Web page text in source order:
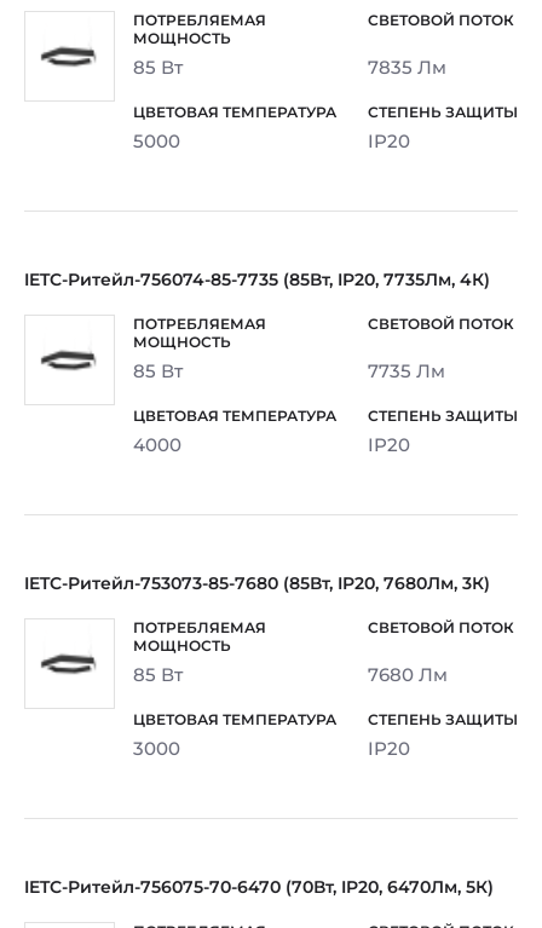
85 Вт 7835 Лм
5000 IP20
IETC-Ритейл-756074-85-7735 (85Вт, IP20, 7735Лм, 4К)
85 Вт 7735 Лм
4000 IP20
IETC-Ритейл-753073-85-7680 (85Вт, IP20, 7680Лм, 3К)
85 Вт 7680 Лм
3000 IP20
IETC-Ритейл-756075-70-6470 (70Вт, IP20, 6470Лм, 5К)